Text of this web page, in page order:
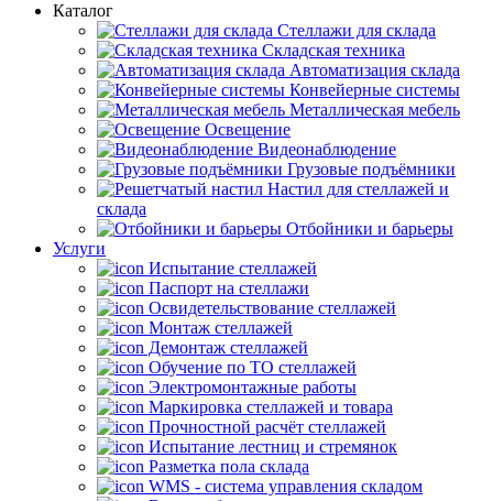
Каталог
Cтеллажи для склада
Складская техника
Автоматизация склада
Конвейерные системы
Металлическая мебель
Освещение
Видеонаблюдение
Грузовые подъёмники
Настил для стеллажей и
склада
Отбойники и барьеры
Услуги
Испытание стеллажей
Паспорт на стеллажи
Освидетельствование стеллажей
Монтаж стеллажей
Демонтаж стеллажей
Обучение по ТО стеллажей
Электромонтажные работы
Маркировка стеллажей и товара
Прочностной расчёт стеллажей
Испытание лестниц и стремянок
Разметка пола склада
WMS - система управления складом